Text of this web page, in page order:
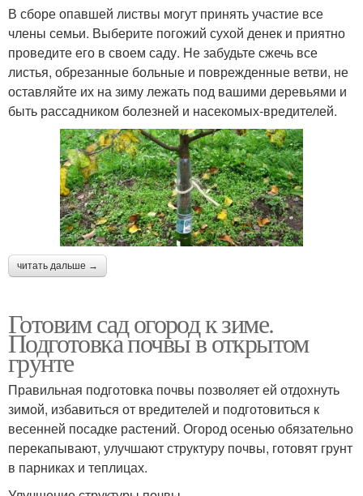
В сборе опавшей листвы могут принять участие все
члены семьи. Выберите погожий сухой денек и приятно
проведите его в своем саду. Не забудьте сжечь все
листья, обрезанные больные и поврежденные ветви, не
оставляйте их на зиму лежать под вашими деревьями и
быть рассадником болезней и насекомых-вредителей.
читать дальше →
Готовим сад огород к зиме.
Подготовка почвы в открытом
грунте
Правильная подготовка почвы позволяет ей отдохнуть
зимой, избавиться от вредителей и подготовиться к
весенней посадке растений. Огород осенью обязательно
перекапывают, улучшают структуру почвы, готовят грунт
в парниках и теплицах.